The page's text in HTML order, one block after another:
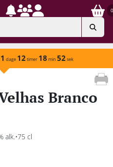
0
1 dage 12 timer 18 min 52 sek
Branco
alk. 75 cl